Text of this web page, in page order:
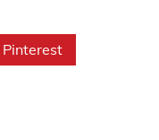
Pinterest